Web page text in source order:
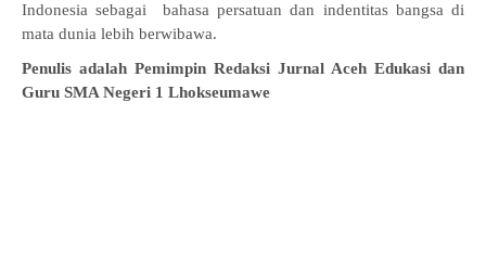
Indonesia sebagai bahasa persatuan dan indentitas bangsa di
mata dunia lebih berwibawa.
Penulis adalah Pemimpin Redaksi Jurnal Aceh Edukasi dan
Guru SMA Negeri 1 Lhokseumawe